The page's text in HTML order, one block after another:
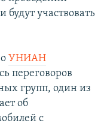
участвовать
УНИАН
переговоров
групп, один из
об
с